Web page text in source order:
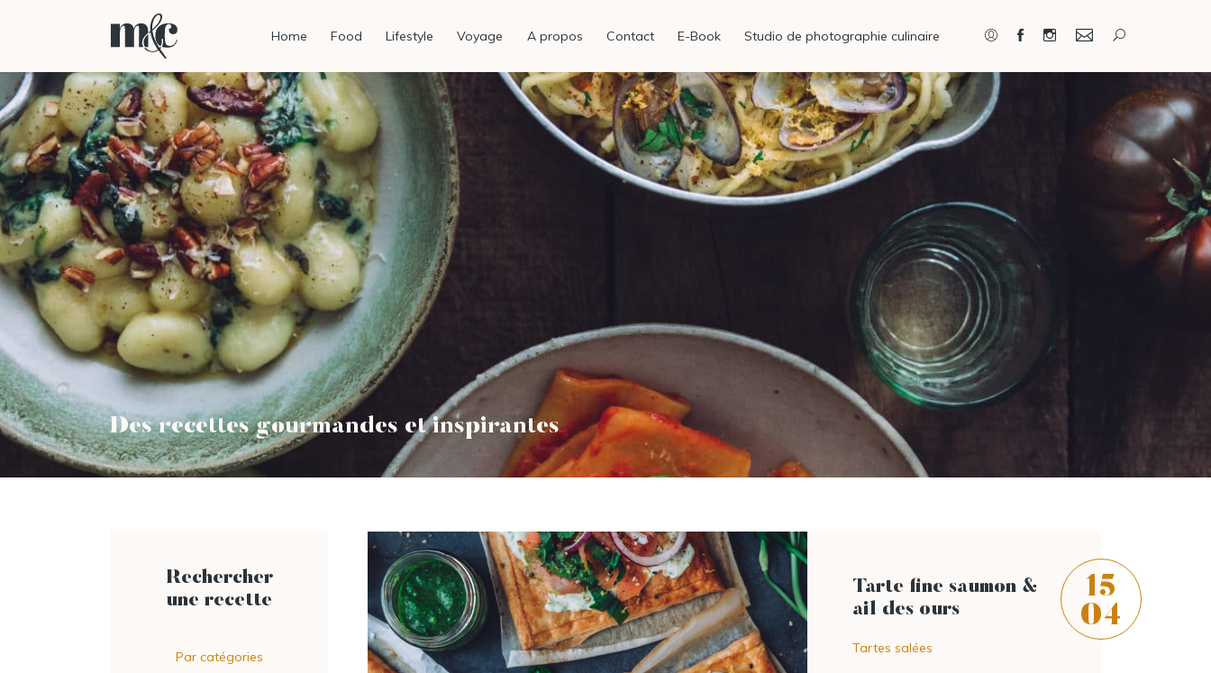
Home Food Lifestyle Voyage A propos Contact E-Book Studio de photographie culinaire
Connexion / Inscription
Des recettes gourmandes et inspirantes
Rechercher
une recette
Par catégories
15
04
Tarte fine saumon &
ail des ours
Tartes salées